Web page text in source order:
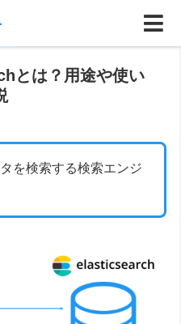
とは？用途や使い
を検索する検索エンジ